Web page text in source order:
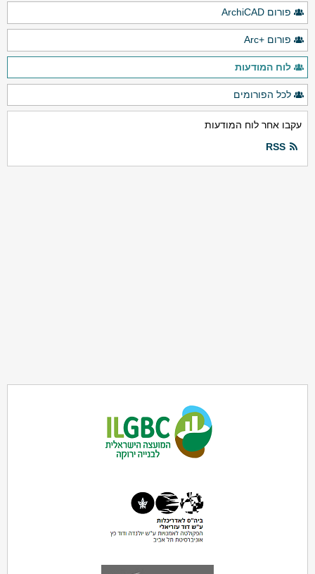
פורום ArchiCAD
פורום +Arc
לוח המודעות
לכל הפורומים
עקבו אחר לוח המודעות
RSS